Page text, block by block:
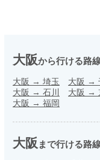
大阪から行ける路
大阪 → 埼玉 大阪 →
大阪 → 石川 大阪 →
大阪 → 福岡
大阪 まで行ける路